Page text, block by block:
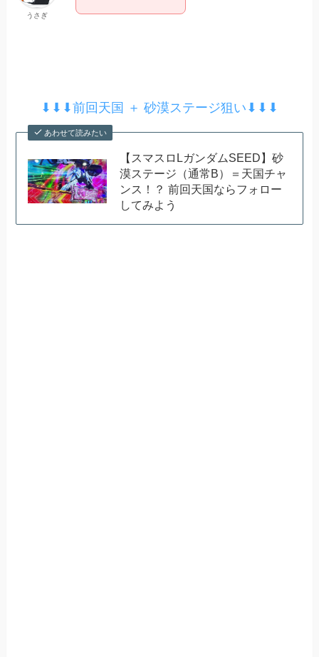
うさぎ
⬇︎⬇︎⬇︎前回天国 ＋ 砂漠ステージ狙い⬇︎⬇︎⬇︎
あわせて読みたい
【スマスロLガンダムSEED】砂
漠ステージ（通常B）＝天国チャ
ンス！？ 前回天国ならフォロー
してみよう